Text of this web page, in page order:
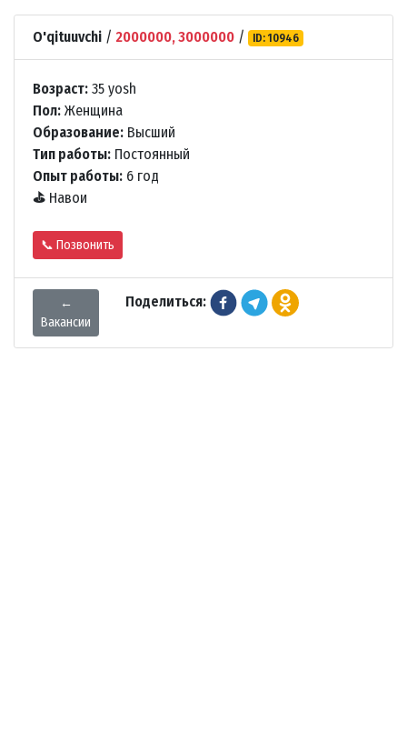
O'qituuvchi / 2000000, 3000000 / ID: 10946
Возраст: 35 yosh
Пол: Женщина
Образование: Высший
Тип работы: Постоянный
Опыт работы: 6 год
⛳ Навои
📞 Позвонить
←
Вакансии
Поделиться: